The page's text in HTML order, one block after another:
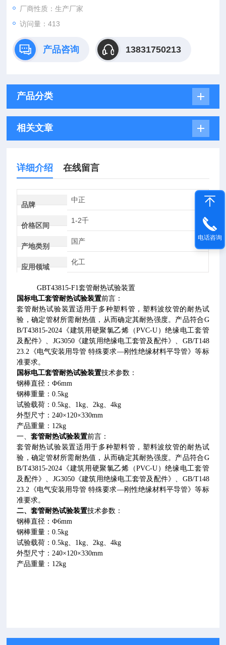
厂商性质：生产厂家
访问量：413
产品咨询 13831750213
产品分类
相关文章
详细介绍 在线留言
品牌
中正
价格区间
1-2千
产地类别
国产
应用领域
化工
GBT43815-F1套管耐热试验装置
国标电工套管耐热试验装置前言：
套管耐热试验装置适用于多种塑料管，塑料波纹管的耐热试
验，确定管材所需耐热值，从而确定其耐热强度。产品符合G
B/T43815-2024 《建筑用硬聚氯乙烯（PVC-U ）绝缘电工套管
及配件》、 JG3050《建筑用绝缘电工套管及配件》、 GB/T148
23.2 《电气安装用导管 特殊要求—刚性绝缘材料平导管》等标
准要求。
国标电工套管耐热试验装置技术参数：
钢棒直径：Ф6mm
钢棒重量：0.5kg
试验载荷：0.5kg、 1kg、2kg、4kg
外型尺寸：240×120×330mm
产品重量： 12kg
一、套管耐热试验装置前言：
套管耐热试验装置适用于多种塑料管，塑料波纹管的耐热试
验，确定管材所需耐热值，从而确定其耐热强度。产品符合G
B/T43815-2024 《建筑用硬聚氯乙烯（PVC-U ）绝缘电工套管
及配件》、 JG3050《建筑用绝缘电工套管及配件》、 GB/T148
23.2 《电气安装用导管 特殊要求—刚性绝缘材料平导管》等标
准要求。
二、套管耐热试验装置技术参数：
钢棒直径：Ф6mm
钢棒重量：0.5kg
试验载荷：0.5kg、 1kg、2kg、4kg
外型尺寸：240×120×330mm
产品重量： 12kg
电话咨询